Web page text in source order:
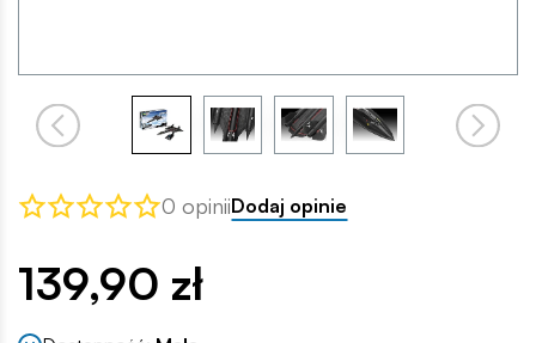
0 opiniiDodaj opinie
139,90 zł